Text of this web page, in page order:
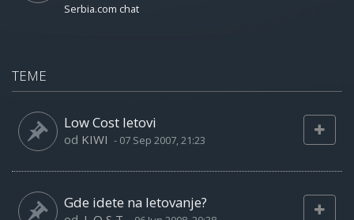
Serbia.com chat
TEME
Low Cost letovi
od KIWI - 07 Sep 2007, 21:23
Gde idete na letovanje?